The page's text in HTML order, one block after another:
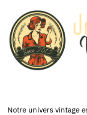
produit
Notre univers vintage